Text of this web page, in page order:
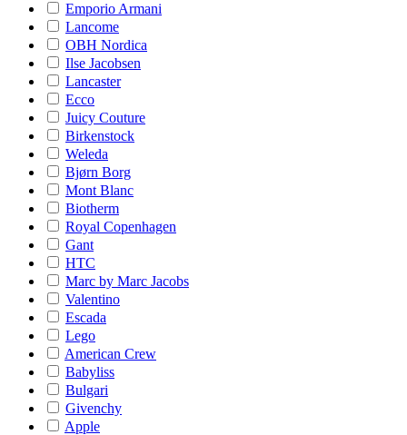
Emporio Armani
Lancome
OBH Nordica
Ilse Jacobsen
Lancaster
Ecco
Juicy Couture
Birkenstock
Weleda
Bjørn Borg
Mont Blanc
Biotherm
Royal Copenhagen
Gant
HTC
Marc by Marc Jacobs
Valentino
Escada
Lego
American Crew
Babyliss
Bulgari
Givenchy
Apple